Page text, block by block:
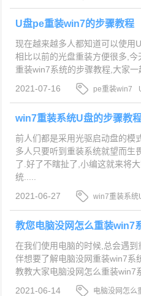
win7系统
U盘pe重装win7的步骤教程
现在越来越多人都知道可以使用
相比以前的光盘重装方便很多,
重装win7系统的步骤教程,大家一
2021-07-16
pe重装win7
装
win7重装系统U盘的步骤教
前人们都是采用光驱启动盘的模
多人只要听到重装系统就望而生
了.好了不瞎扯了,小编这就来将
统.....
2021-06-27
win7重装系统
重装win7系统
教您电脑没网怎么重装win7
在我们使用电脑的时候,总会遇
伴想要了解电脑没网重装win7系
教教大家电脑没网怎么重装win7
2021-06-14
电脑没网怎么